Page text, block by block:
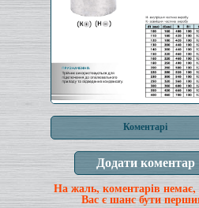
Коментарі
На жаль, коментарів немає,
Вас є шанс бути